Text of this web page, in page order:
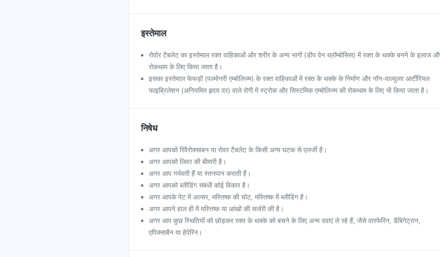
इस्तेमाल
रोवोर टैबलेट का इस्तेमाल रक्त वाहिकाओं और शरीर के अन्य भागों (डीप वेन थ्रॉम्बोसिस) में रक्त के थक्के बनने के इलाज
रोकथाम के लिए किया जाता है।
इसका इस्तेमाल फेफड़ों (पल्मोनरी एम्बोलिज्म) के रक्त वाहिकाओं में रक्त के थक्के के निर्माण और नॉन-वाल्वुलर आर्टीरियल
फाइब्रिलेशन (अनियमित हृदय दर) वाले रोगी में स्ट्रोक और सिस्टमिक एम्बोलिज्म की रोकथाम के लिए भी किया जाता है।
निषेध
अगर आपको रिवैरोक्साबन या रोवर टैबलेट के किसी अन्य घटक से एलर्जी है।
अगर आपको लिवर की बीमारी है।
अगर आप गर्भवती हैं या स्तनपान कराती हैं।
अगर आपको ब्लीडिंग संबंधी कोई विकार है।
अगर आपके पेट में अल्सर, मस्तिष्क की चोट, मस्तिष्क में ब्लीडिंग है।
अगर आपने हाल ही में मस्तिष्क या आंखों की सर्जरी की है।
अगर आप कुछ स्थितियों को छोड़कर रक्त के थक्के को बचने के लिए अन्य दवाएं ले रहे हैं, जैसे वारफेरिन, डैबिगेट्रान,
एपिक्साबैन या हेपेरिन।